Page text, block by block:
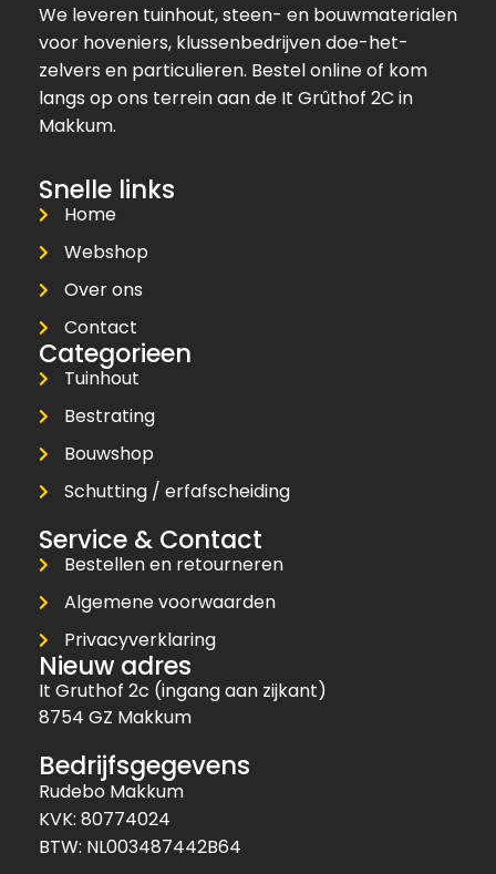
We leveren tuinhout, steen- en bouwmaterialen
voor hoveniers, klussenbedrijven doe-het-
zelvers en particulieren. Bestel online of kom
langs op ons terrein aan de It Grûthof 2C in
Makkum.
Snelle links
Home
Webshop
Over ons
Contact
Categorieen
Tuinhout
Bestrating
Bouwshop
Schutting / erfafscheiding
Service & Contact
Bestellen en retourneren
Algemene voorwaarden
Privacyverklaring
Nieuw adres
It Gruthof 2c (ingang aan zijkant)
8754 GZ Makkum
Bedrijfsgegevens
Rudebo Makkum
KVK: 80774024
BTW: NL003487442B64